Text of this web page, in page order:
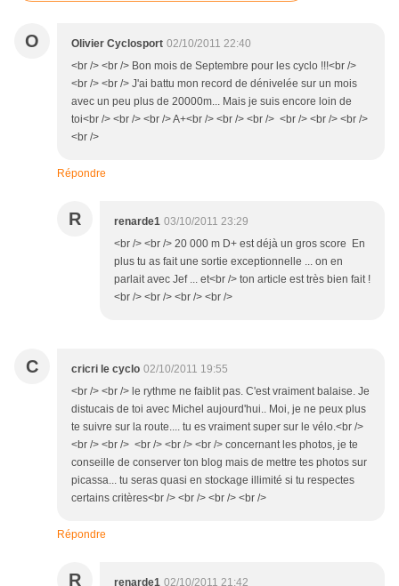
O Olivier Cyclosport 02/10/2011 22:40
<br /> <br /> Bon mois de Septembre pour les cyclo !!!<br />
<br /> <br /> J'ai battu mon record de dénivelée sur un mois
avec un peu plus de 20000m... Mais je suis encore loin de
toi<br /> <br /> <br /> A+<br /> <br /> <br /> <br /> <br /> <br />
<br />
Répondre
R renarde1 03/10/2011 23:29
<br /> <br /> 20 000 m D+ est déjà un gros score En
plus tu as fait une sortie exceptionnelle ... on en
parlait avec Jef ... et<br /> ton article est très bien fait !
<br /> <br /> <br /> <br />
C cricri le cyclo 02/10/2011 19:55
<br /> <br /> le rythme ne faiblit pas. C'est vraiment balaise. Je
distucais de toi avec Michel aujourd'hui.. Moi, je ne peux plus
te suivre sur la route.... tu es vraiment super sur le vélo.<br />
<br /> <br /> <br /> <br /> <br /> concernant les photos, je te
conseille de conserver ton blog mais de mettre tes photos sur
picassa... tu seras quasi en stockage illimité si tu respectes
certains critères<br /> <br /> <br /> <br />
Répondre
R renarde1 02/10/2011 21:42